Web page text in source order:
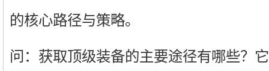
的核心路径与策略。
问：获取顶级装备的主要途径有哪些？